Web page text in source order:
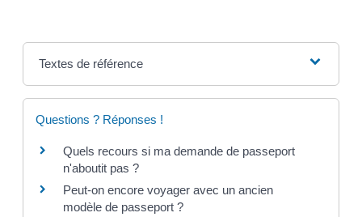
Textes de référence
Questions ? Réponses !
Quels recours si ma demande de passeport
n'aboutit pas ?
Peut-on encore voyager avec un ancien
modèle de passeport ?